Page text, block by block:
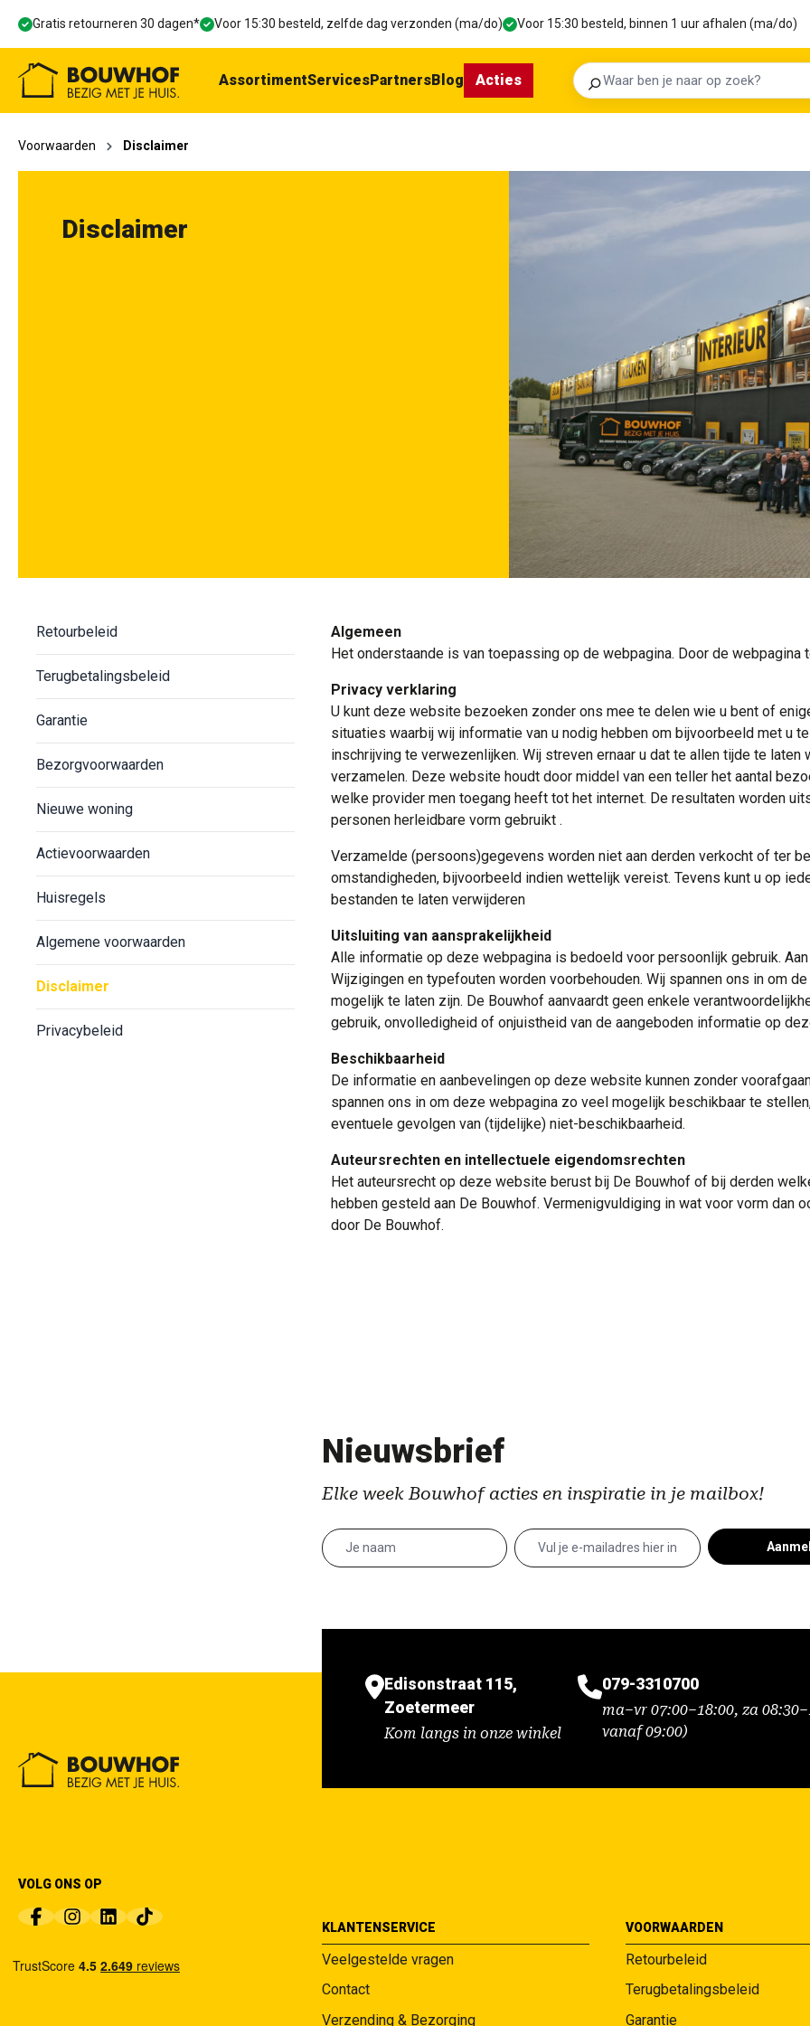
Ga naar de hoofdnavigatie
Gratis retourneren 30 dagen* Voor 15:30 besteld, zelfde dag verzonden (ma/do) Voor 15:30 besteld, binnen 1 uur afhalen (ma/do)
Zoeken
AssortimentServicesPartnersBlog Acties
Voorwaarden Disclaimer
Disclaimer
Retourbeleid
Terugbetalingsbeleid
Garantie
Bezorgvoorwaarden
Nieuwe woning
Actievoorwaarden
Huisregels
Algemene voorwaarden
Disclaimer
Privacybeleid
Algemeen
Het onderstaande is van toepassing op de webpagina. Door de
Privacy verklaring
U kunt deze website bezoeken zonder ons mee te delen wie u bent of
situaties waarbij wij informatie van u nodig hebben om bijvoorbeeld met u
inschrijving te verwezenlijken. Wij streven ernaar u dat te allen tijde te
verzamelen. Deze website houdt door middel van een teller het aantal
welke provider men toegang heeft tot het internet. De resultaten worden
personen herleidbare vorm gebruikt .
Verzamelde (persoons)gegevens worden niet aan derden verkocht of ter
omstandigheden, bijvoorbeeld indien wettelijk vereist. Tevens kunt u op
bestanden te laten verwijderen
Uitsluiting van aansprakelijkheid
Alle informatie op deze webpagina is bedoeld voor persoonlijk gebruik.
Wijzigingen en typefouten worden voorbehouden. Wij spannen ons in om
mogelijk te laten zijn. De Bouwhof aanvaardt geen enkele
gebruik, onvolledigheid of onjuistheid van de aangeboden informatie op
Beschikbaarheid
De informatie en aanbevelingen op deze website kunnen zonder
spannen ons in om deze webpagina zo veel mogelijk beschikbaar te
eventuele gevolgen van (tijdelijke) niet-beschikbaarheid.
Auteursrechten en intellectuele eigendomsrechten
Het auteursrecht op deze website berust bij De Bouwhof of bij derden
hebben gesteld aan De Bouwhof. Vermenigvuldiging in wat voor vorm dan
door De Bouwhof.
Nieuwsbrief
Elke week Bouwhof acties en inspiratie in je mailbox!
Edisonstraat 115,
Zoetermeer
Kom langs in onze winkel
079-3310700
ma–vr 07:00–18:00, za
vanaf 09:00)
VOLG ONS OP
KLANTENSERVICE
Veelgestelde vragen
Contact
Verzending & Bezorging
VOORWAARDEN
Retourbeleid
Terugbetalingsbeleid
Garantie